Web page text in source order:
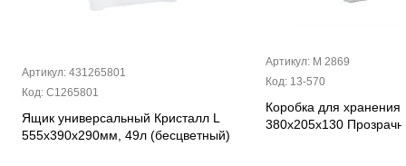
Артикул: 431265801
Код: С1265801
Ящик универсальный Кристалл L
555х390х290мм, 49л (бесцветный)
Артикул: М 2869
Код: 13-570
Коробка для хранения
380х205х130